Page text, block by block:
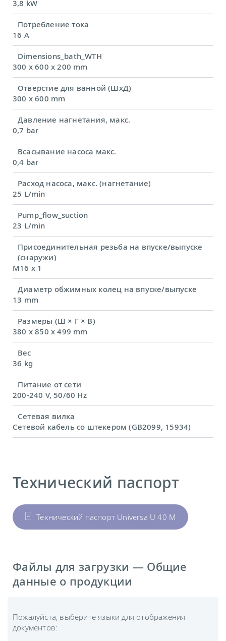
3,8 kW
Потребление тока
16 A
Dimensions_bath_WTH
300 x 600 x 200 mm
Отверстие для ванной (ШхД)
300 x 600 mm
Давление нагнетания, макс.
0,7 bar
Всасывание насоса макс.
0,4 bar
Расход насоса, макс. (нагнетание)
25 L/min
Pump_flow_suction
23 L/min
Присоединительная резьба на впуске/выпуске
(снаружи)
M16 x 1
Диаметр обжимных колец на впуске/выпуске
13 mm
Размеры (Ш × Г × В)
380 x 850 x 499 mm
Вес
36 kg
Питание от сети
200-240 V, 50/60 Hz
Сетевая вилка
Сетевой кабель со штекером (GB2099, 15934)
Технический паспорт
Технический паспорт Universa U 40 M
Файлы для загрузки — Общие
данные о продукции
Пожалуйста, выберите языки для отображения
документов: